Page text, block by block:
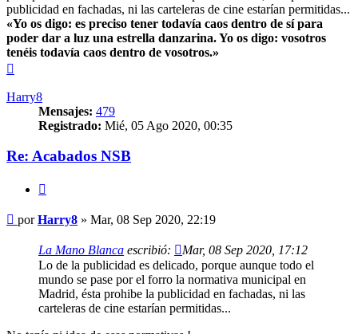
publicidad en fachadas, ni las carteleras de cine estarían permitidas...
«Yo os digo: es preciso tener todavía caos dentro de sí para
poder dar a luz una estrella danzarina. Yo os digo: vosotros
tenéis todavía caos dentro de vosotros.»
Harry8
Mensajes: 479
Registrado: Mié, 05 Ago 2020, 00:35
Re: Acabados NSB
Mensaje
porHarry8 » Mar, 08 Sep 2020, 22:19
La Mano Blanca escribió:
Mar, 08 Sep 2020, 17:12
Lo de la publicidad es delicado, porque aunque todo el
mundo se pase por el forro la normativa municipal en
Madrid, ésta prohibe la publicidad en fachadas, ni las
carteleras de cine estarían permitidas...